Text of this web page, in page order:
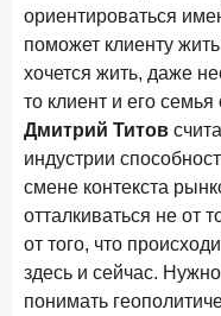
ориентироваться
поможет клиенту
хочется жить, даже
то клиент и его
Дмитрий Титов
индустрии
смене контекста
отталкиваться не от
от того, что
здесь и сейчас.
понимать